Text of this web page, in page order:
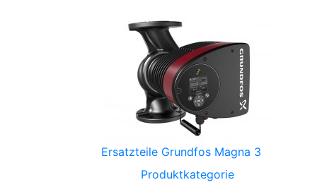
Ersatzteile Grundfos Magna 3
Produktkategorie